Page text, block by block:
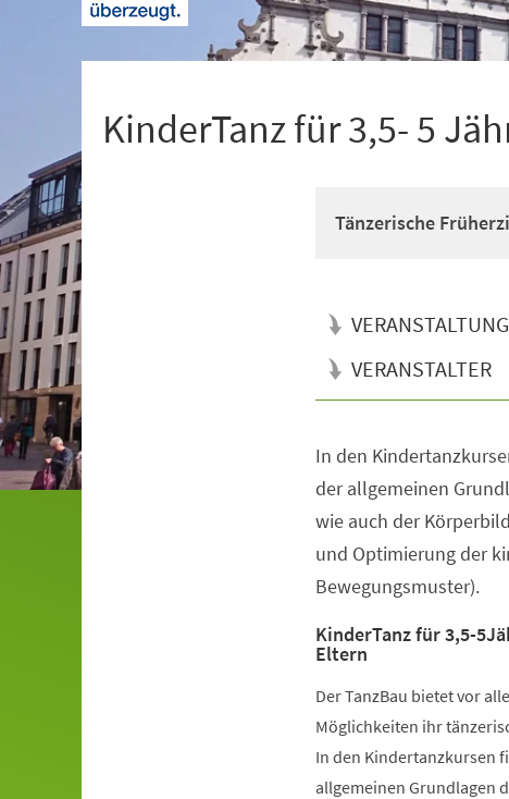
KinderTanz für 3,5- 5
Tänzerische
VERANSTALTER
In den
der allgemeinen
wie auch der
und Optimierung der
Bewegungsmuster).
KinderTanz für 3,5-
Eltern
Der TanzBau bietet vor
Möglichkeiten ihr
In den Kindertanzkursen
allgemeinen Grundlagen